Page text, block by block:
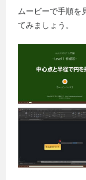
ムービーで手順を
てみましょう。